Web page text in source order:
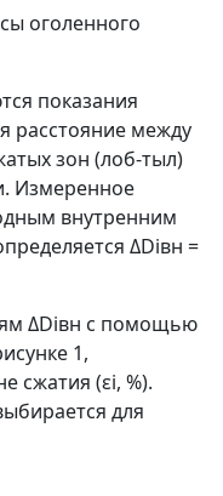
оголенного
показания
расстояние между
зон (лоб-тыл)
Измеренное
внутренним
ΔDiвн =
ΔDiвн с помощью
1,
сжатия (εi, %).
для